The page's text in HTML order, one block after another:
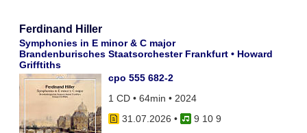
Ferdinand Hiller
Symphonies in E minor & C major
Brandenburisches Staatsorchester Frankfurt • Howard
Grifftiths
cpo 555 682-2
1 CD • 64min • 2024
31.07.2026 •
9 10 9